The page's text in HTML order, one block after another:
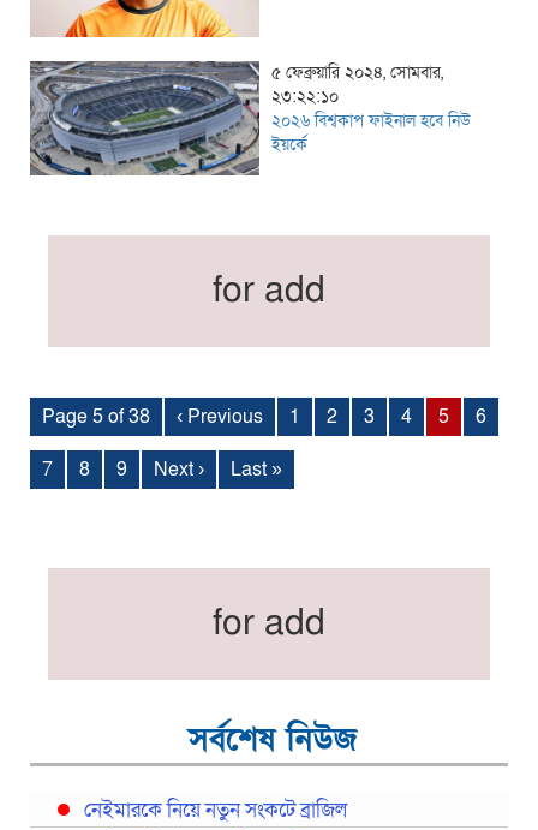
৫ ফেব্রুয়ারি ২০২৪, সোমবার,
২৩:২২:১০
২০২৬ বিশ্বকাপ ফাইনাল হবে নিউ
ইয়র্কে
for add
Page 5 of 38 ‹ Previous 1 2 3 4 5
6
7
8 9 Next › Last »
for add
সর্বশেষ নিউজ
নেইমারকে নিয়ে নতুন সংকটে ব্রাজিল